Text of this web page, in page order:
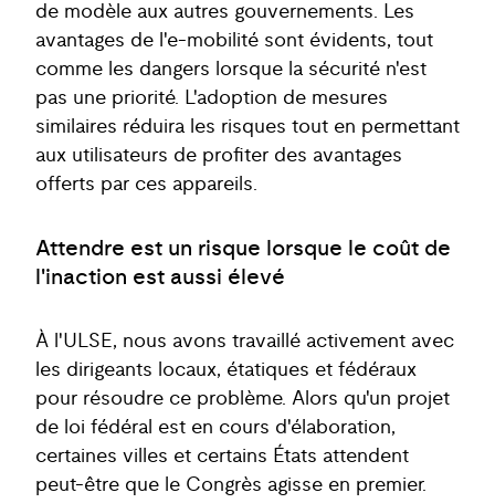
de modèle aux autres gouvernements. Les
avantages de l'e-mobilité sont évidents, tout
comme les dangers lorsque la sécurité n'est
pas une priorité. L'adoption de mesures
similaires réduira les risques tout en permettant
aux utilisateurs de profiter des avantages
offerts par ces appareils.
Attendre est un risque lorsque le coût de
l'inaction est aussi élevé
À l'ULSE, nous avons travaillé activement avec
les dirigeants locaux, étatiques et fédéraux
pour résoudre ce problème. Alors qu'un projet
de loi fédéral est en cours d'élaboration,
certaines villes et certains États attendent
peut-être que le Congrès agisse en premier.